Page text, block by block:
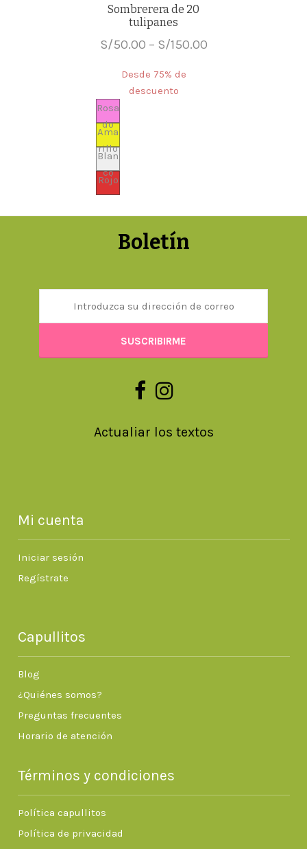
Sombrerera de 20
tulipanes
S/50.00 – S/150.00Price
Desde 75% de
descuento
Rosa
do
Ama
rillo
Blan
co
Rojo
Boletín
Actualiar los textos
Mi cuenta
Iniciar sesión
Regístrate
Capullitos
Blog
¿Quiénes somos?
Preguntas frecuentes
Horario de atención
Términos y condiciones
Política capullitos
Política de privacidad